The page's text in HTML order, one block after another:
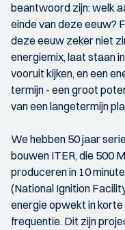
beantwoord zijn: welk
einde van deze eeuw?
deze eeuw zeker niet
energiemix, laat staan
vooruit kijken, en een
termijn - een groot
van een langetermijn
We hebben 50 jaar
bouwen ITER, die 500
produceren in 10
(National Ignition
energie opwekt in
frequentie. Dit zijn